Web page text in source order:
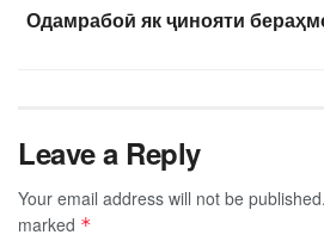
Одамрабоӣ як ҷинояти
Leave a Reply
Your email address will not be published.
marked *